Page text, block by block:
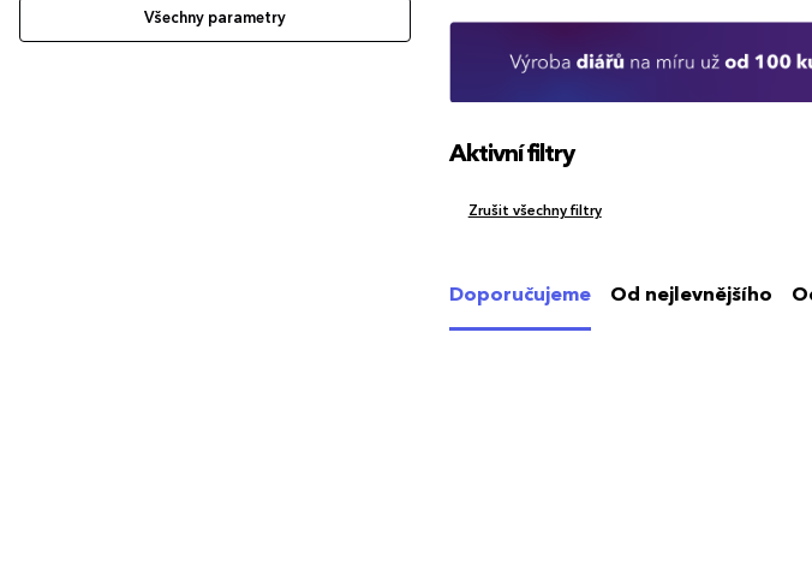
Všechny parametry
Aktivní filtry
Zrušit všechny filtry
Doporučujeme Od nejlevnějšího